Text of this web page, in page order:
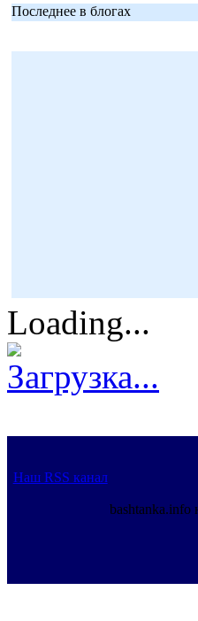
Последнее в блогах
Loading...
Загрузка...
Наш RSS канал
bashtanka.info